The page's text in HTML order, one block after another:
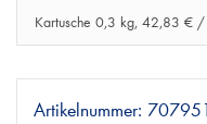
Kartusche 0,3 kg, 42,83 €
Artikelnummer: